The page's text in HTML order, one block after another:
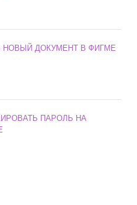
НОВЫЙ ДОКУМЕНТ В ФИГМЕ
ПАРОЛЬ НА